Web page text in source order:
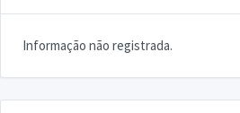
Informação não registrada.